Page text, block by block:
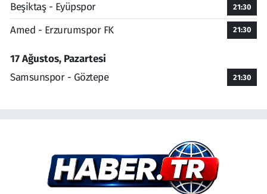
Beşiktaş - Eyüpspor 21:30
Amed - Erzurumspor FK 21:30
17 Ağustos, Pazartesi
Samsunspor - Göztepe
21:30